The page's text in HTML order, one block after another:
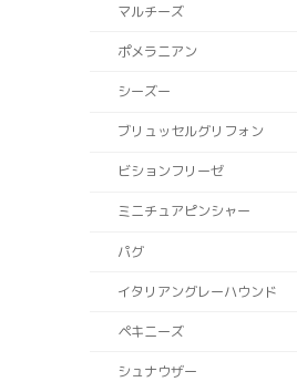
マルチーズ
ポメラニアン
シーズー
ブリュッセルグリフォン
ビションフリーゼ
ミニチュアピンシャー
パグ
イタリアングレーハウンド
ペキニーズ
シュナウザー